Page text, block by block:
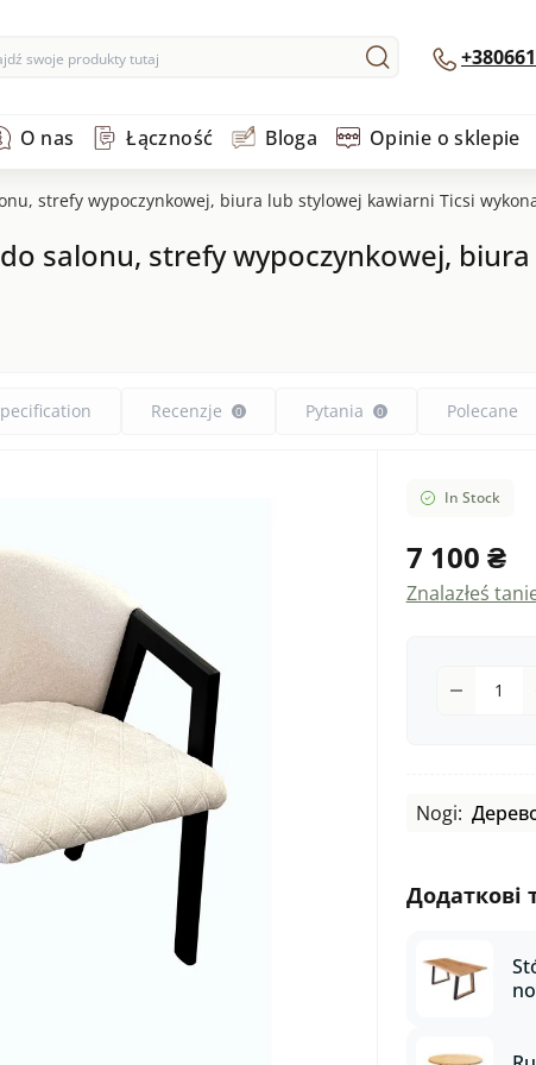
O nas Łączność Bloga Opinie o sklepie
strefy wypoczynkowej, biura lub stylowej kawiarni Ticsi
salonu, strefy wypoczynkowej,
Recenzje 0 Pytania 0 Polecane
In Stock
7 100 ₴
Znalazłeś
Nogi:
Додаткові